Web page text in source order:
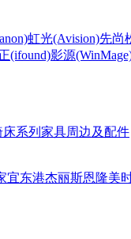
虹光(Avision)先尚
(ifound)影源
床系列 家具周边及配件
宜东港杰丽斯恩隆美